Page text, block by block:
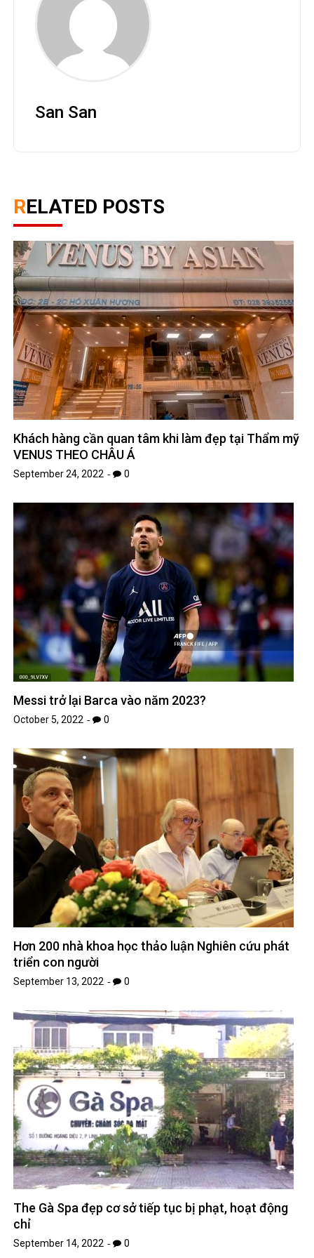
San San
RELATED POSTS
Khách hàng cần quan tâm khi làm đẹp tại Thẩm mỹ
VENUS THEO CHÂU Á
September 24, 2022 0
Messi trở lại Barca vào năm 2023?
October 5, 2022 0
Hơn 200 nhà khoa học thảo luận Nghiên cứu phát
triển con người
September 13, 2022 0
The Gà Spa đẹp cơ sở tiếp tục bị phạt, hoạt động
chỉ
September 14, 2022 0